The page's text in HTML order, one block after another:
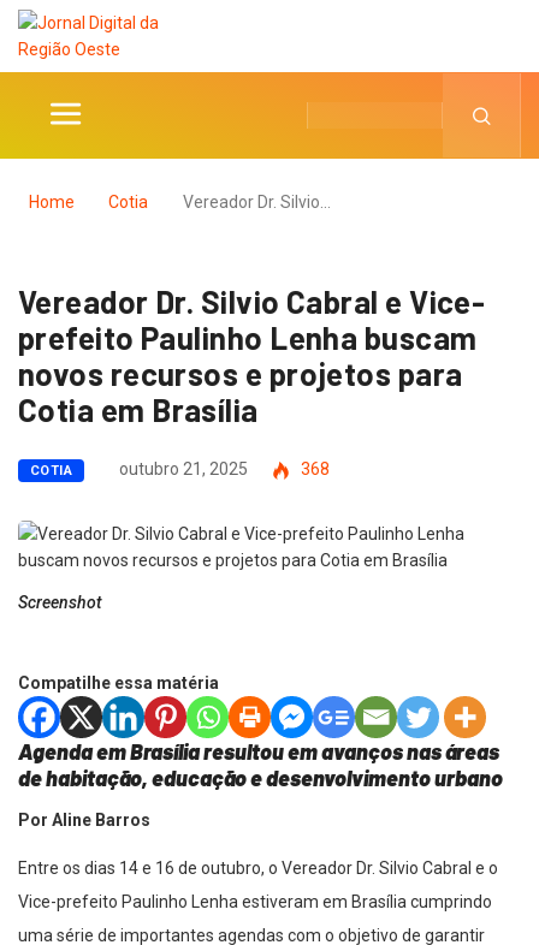
Home Cotia Vereador Dr. Silvio…
Vereador Dr. Silvio Cabral e Vice-
prefeito Paulinho Lenha buscam
novos recursos e projetos para
Cotia em Brasília
COTIA outubro 21, 2025 368
Screenshot
Compatilhe essa matéria
Agenda em Brasília resultou em avanços nas áreas
de habitação, educação e desenvolvimento urbano
Por Aline Barros
Entre os dias 14 e 16 de outubro, o Vereador Dr. Silvio Cabral e o
Vice-prefeito Paulinho Lenha estiveram em Brasília cumprindo
uma série de importantes agendas com o objetivo de garantir